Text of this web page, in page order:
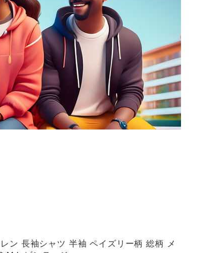
ン 長袖シャツ 半袖 ペイズリー柄 総柄 メ